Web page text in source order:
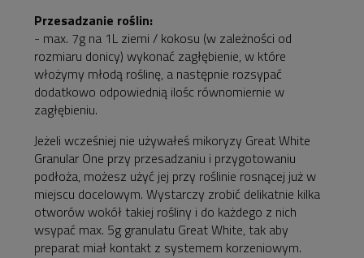
Przesadzanie roślin:
- max. 7g na 1L ziemi / kokosu (w zależności od
rozmiaru donicy) wykonać zagłębienie, w które
włożymy młodą roślinę, a następnie rozsypać
dodatkowo odpowiednią ilośc równomiernie w
zagłębieniu.
Jeżeli wcześniej nie używałeś mikoryzy Great White
Granular One przy przesadzaniu i przygotowaniu
podłoża, możesz użyć jej przy roślinie rosnącej już w
miejscu docelowym. Wystarczy zrobić delikatnie kilka
otworów wokół takiej rośliny i do każdego z nich
wsypać max. 5g granulatu Great White, tak aby
preparat miał kontakt z systemem korzeniowym.